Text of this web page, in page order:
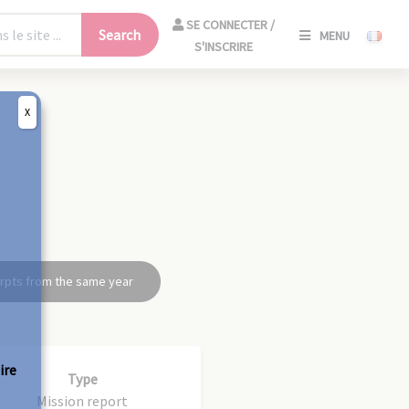
Search
SE CONNECTER /
S'INSCRIRE
MENU
from the same year
Type
Mission report
X